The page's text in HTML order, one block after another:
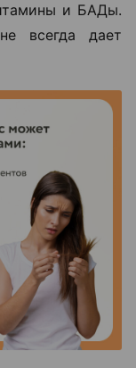
и БАДы.
всегда дает